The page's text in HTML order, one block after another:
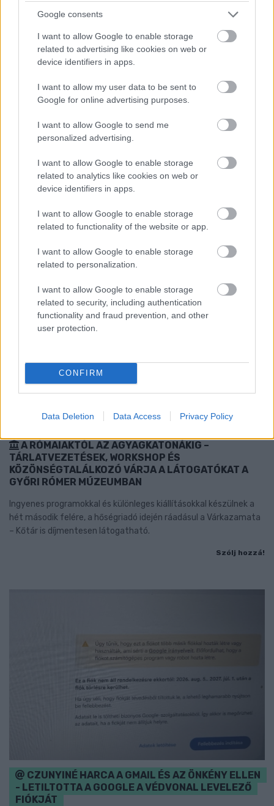
Google consents
I want to allow Google to enable storage
related to advertising like cookies on web or
device identifiers in apps.
I want to allow my user data to be sent to
Google for online advertising purposes.
I want to allow Google to send me
personalized advertising.
I want to allow Google to enable storage
related to analytics like cookies on web or
device identifiers in apps.
I want to allow Google to enable storage
related to functionality of the website or app.
I want to allow Google to enable storage
related to personalization.
I want to allow Google to enable storage
related to security, including authentication
functionality and fraud prevention, and other
user protection.
CONFIRM
Data Deletion Data Access Privacy Policy
NŐVERŐ SZOMBATHELYI FÉRFI ELLEN EMELT
VÁDAT AZ ÜGYÉSZSÉG
A RÓMAIAKTÓL AZ AGYAGKATONÁKIG –
TÁRLATVEZETÉSEK, WORKSHOP ÉS
KÖZÖNSÉGTALÁLKOZÓ VÁRJA A LÁTOGATÓKAT A
GYŐRI RÓMER MÚZEUMBAN
Ingyenes programokkal és különleges kiállításokkal készülnek a
hét második felére, a hőségriadó idején ráadásul a Várkazamata
– Kőtár is díjmentesen látogatható.
Szólj hozzá!
CZUNYINÉ HARCA A GMAIL ÉS AZ ÖNKÉNY ELLEN
- LETILTOTTA A GOOGLE A VÉDVONAL LEVELEZŐ
FIÓKJÁT